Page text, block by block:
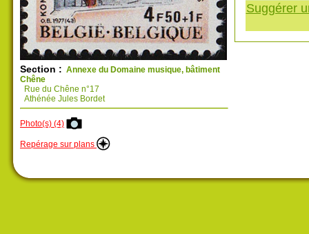
Section : Annexe du Domaine musique, bâtiment
Chêne
Rue du Chêne n°17
Athénée Jules Bordet
Photo(s) (4)
Repérage sur plans
Suggérer